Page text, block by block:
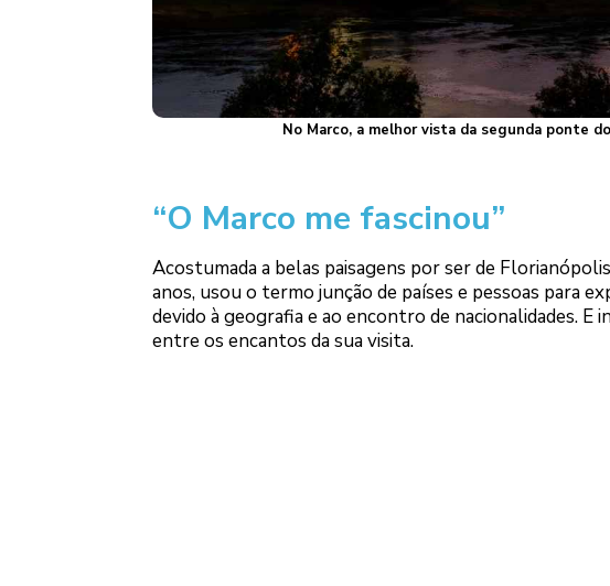
No Marco, a melhor vista da segunda ponte
“O Marco me fascinou”
Acostumada a belas paisagens por ser de
anos, usou o termo junção de países e pessoas para
devido à geografia e ao encontro de nacionalidades.
entre os encantos da sua visita.